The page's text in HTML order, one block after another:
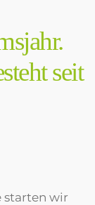
seit
starten wir